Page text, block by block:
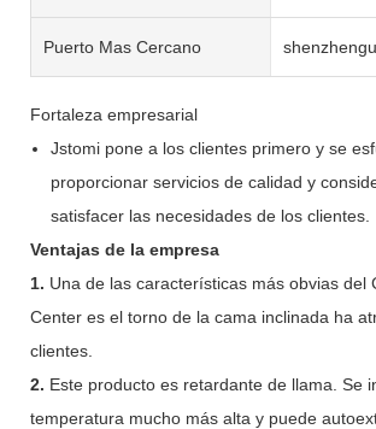
Puerto Mas Cercano
Fortaleza empresarial
Jstomi pone a los clientes primero y se
proporcionar servicios de calidad y
satisfacer las necesidades de los clientes.
Ventajas de la empresa
1. Una de las características más obvias del
Center es el torno de la cama inclinada ha
clientes.
2. Este producto es retardante de llama. Se
temperatura mucho más alta y puede